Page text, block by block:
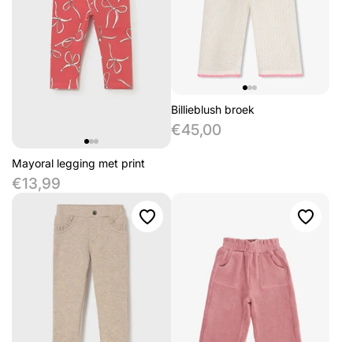
Mayoral legging met print
€13,99
Billieblush broek
€45,00